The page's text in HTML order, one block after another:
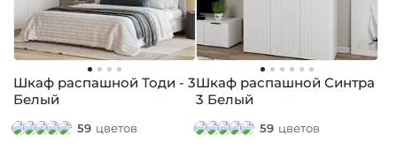
Шкаф распашной Тоди - 3
Белый
59 цветов
Шкаф распашной Синтра
3 Белый
59 цветов